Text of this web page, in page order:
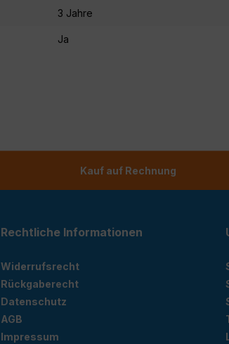
3 Jahre
Ja
Kauf auf Rechnung
Rechtliche Informationen
Widerrufsrecht
Rückgaberecht
Datenschutz
AGB
Impressum